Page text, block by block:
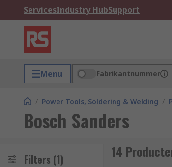
ServicesIndustry HubSupport
Menu Fabrikantnummer
/ Power Tools, Soldering & Welding /
Bosch Sanders
Filters (1) 14